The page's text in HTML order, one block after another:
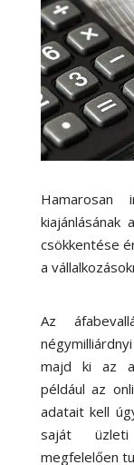
Hamarosan
kiajánlásának
csökkentése
a
Az
majd ki az
például az
adatait kell
saját
megfelelően